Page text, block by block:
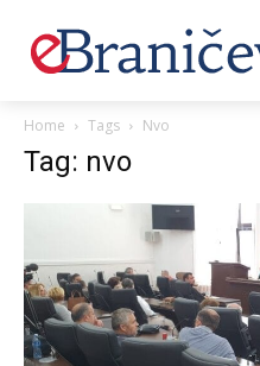
Home Tags Nvo
Tag: nvo